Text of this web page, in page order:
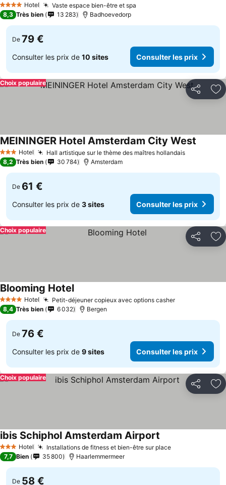
4 Étoiles Hotel Vaste espace bien-être et spa
8,3 Très bien 13 283 Badhoevedorp
De 79 €
Consulter les prix de 10 sites Consulter les prix
Partager
Choix populaire
3 ÉtoilesHotel Hall artistique sur le thème des maîtres hollandais
MEININGER Hotel Amsterdam City West
8,2 Très bien 30 784 Amsterdam
De 61 €
Consulter les prix de 3 sites Consulter les prix
Partager
Choix populaire
4 Étoiles Hotel Petit-déjeuner copieux avec options casher
Blooming Hotel
8,4 Très bien 6 032 Bergen
De 76 €
Consulter les prix de 9 sites Consulter les prix
Partager
Choix populaire
3 ÉtoilesHotel Installations de fitness et bien-être sur place
ibis Schiphol Amsterdam Airport
7,7 Bien 35 800 Haarlemmermeer
De 58 €